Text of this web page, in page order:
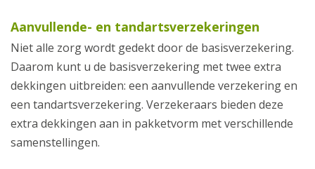
Aanvullende- en tandartsverzekeringen
Niet alle zorg wordt gedekt door de basisverzekering.
Daarom kunt u de basisverzekering met twee extra
dekkingen uitbreiden: een aanvullende verzekering en
een tandartsverzekering. Verzekeraars bieden deze
extra dekkingen aan in pakketvorm met verschillende
samenstellingen.